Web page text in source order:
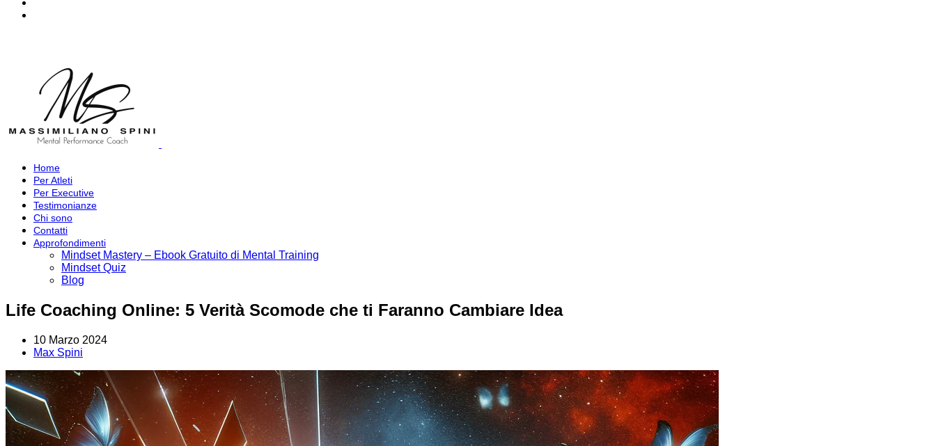
Home
Per Atleti
Per Executive
Testimonianze
Chi sono
Contatti
Approfondimenti
Mindset Mastery – Ebook Gratuito di Mental Training
Mindset Quiz
Blog
Life Coaching Online: 5 Verità Scomode che ti Faranno Cambiare Idea
10 Marzo 2024
Max Spini